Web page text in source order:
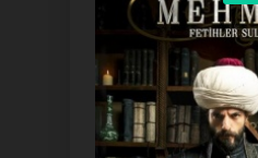
Ты назови